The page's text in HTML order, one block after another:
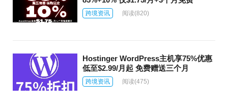
跨境资讯 阅读(820)
Hostinger WordPress主机享75%优惠
低至$2.99/月起 免费赠送三个月
跨境资讯 阅读(475)